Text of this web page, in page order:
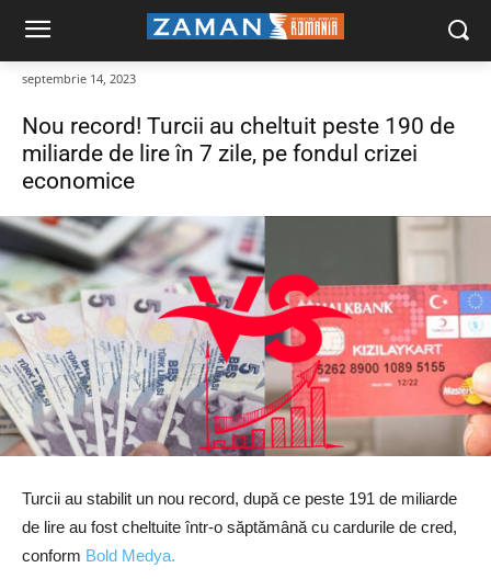
septembrie 14, 2023
Nou record! Turcii au cheltuit peste 190 de
miliarde de lire în 7 zile, pe fondul crizei
economice
Turcii au stabilit un nou record, după ce peste 191 de miliarde
de lire au fost cheltuite într-o săptămână cu cardurile de cred,
conform Bold Medya.